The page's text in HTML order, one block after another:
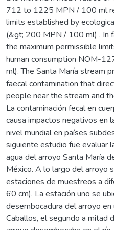
712 to 1225 MPN / 100 ml
limits established by
(&gt; 200 MPN / 100 ml) . In
the maximum permissible
human consumption NOM-
ml). The Santa María stream
faecal contamination that
people near the stream and
La contaminación fecal en
causa impactos negativos en
nivel mundial en países
siguiente estudio fue evaluar
agua del arroyo Santa María
México. A lo largo del arroyo
estaciones de muestreos a
60 cm). La estación uno se
desembocadura del arroyo
Caballos, el segundo a mitad